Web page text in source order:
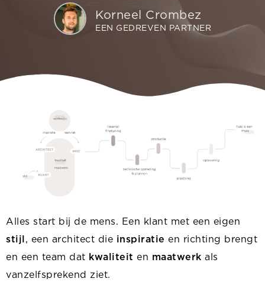
Korneel Crombez
EEN GEDREVEN PARTNER
Alles start bij de mens. Een klant met een eigen
stijl , een architect die inspiratie en richting brengt
en een team dat kwaliteit en maatwerk als
vanzelfsprekend ziet.